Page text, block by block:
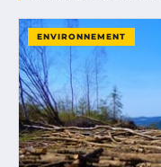
ENVIRONNEMENT